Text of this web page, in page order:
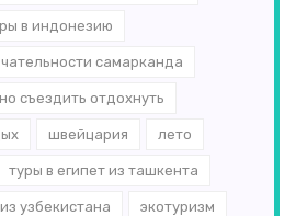
в индонезию
самарканда
съездить отдохнуть
швейцария лето
туры в египет из ташкента
узбекистана экотуризм